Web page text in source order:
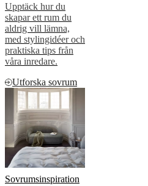
Upptäck hur du
skapar ett rum du
aldrig vill lämna,
med stylingidéer och
praktiska tips från
våra inredare.
Utforska sovrum
Sovrumsinspiration